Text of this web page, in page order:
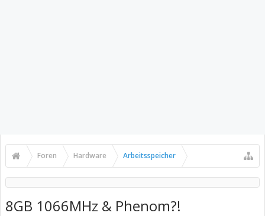
Foren Hardware Arbeitsspeicher
8GB 1066MHz & Phenom?!